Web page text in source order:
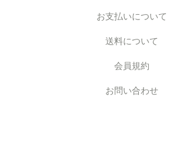
お支払いについて
送料について
会員規約
お問い合わせ